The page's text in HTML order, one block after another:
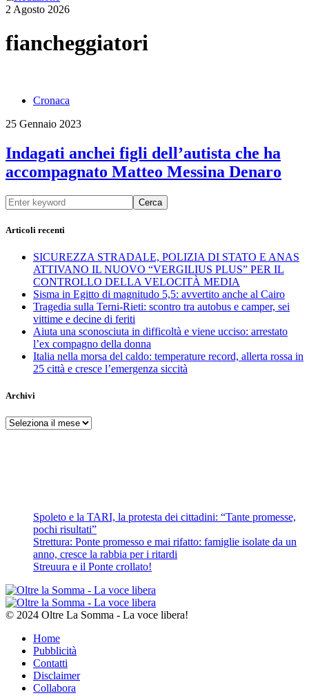
2 Agosto 2026
fiancheggiatori
Cronaca
25 Gennaio 2023
Indagati anchei figli dell’autista che ha
accompagnato Matteo Messina Denaro
Cerca
Articoli recenti
SICUREZZA STRADALE, POLIZIA DI STATO E ANAS
ATTIVANO IL NUOVO “VERGILIUS PLUS” PER IL
CONTROLLO DELLA VELOCITÀ MEDIA
Sisma in Egitto di magnitudo 5,5: avvertito anche al Cairo
Tragedia sulla Terni-Rieti: scontro tra autobus e camper, sei
vittime e decine di feriti
Aiuta una sconosciuta in difficoltà e viene ucciso: arrestato
l’ex compagno della donna
Italia nella morsa del caldo: temperature record, allerta rossa in
25 città e cresce l’emergenza siccità
Archivi
Archivi
Spoleto e la TARI, la protesta dei cittadini: “Tante promesse,
pochi risultati”
Strettura: Ponte promesso e mai rifatto: famiglie isolate da un
anno, cresce la rabbia per i ritardi
Streuura e il Ponte crollato!
© 2024 Oltre La Somma - La voce libera!
Home
Pubblicità
Contatti
Disclaimer
Collabora